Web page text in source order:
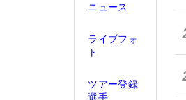
ニュース
ライブフォ
ト
ツアー登録
選手